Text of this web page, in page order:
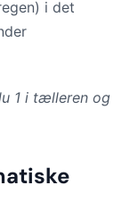
i det
1 i tælleren og